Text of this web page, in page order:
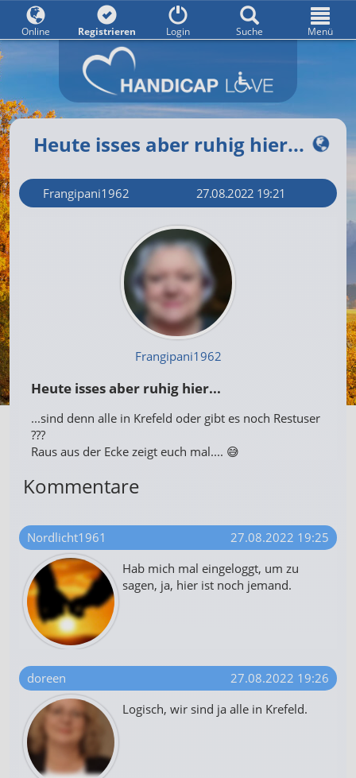
Heute isses aber ruhig hier...
Frangipani1962 27.08.2022 19:21
Frangipani1962
Heute isses aber ruhig hier...
...sind denn alle in Krefeld oder gibt es noch Restuser
???
Raus aus der Ecke zeigt euch mal.... 😅
Kommentare
Nordlicht1961
27.08.2022 19:25
Hab mich mal eingeloggt, um zu
sagen, ja, hier ist noch jemand.
doreen
27.08.2022 19:26
Logisch, wir sind ja alle in Krefeld.
Online Registrieren Login Suche Menü